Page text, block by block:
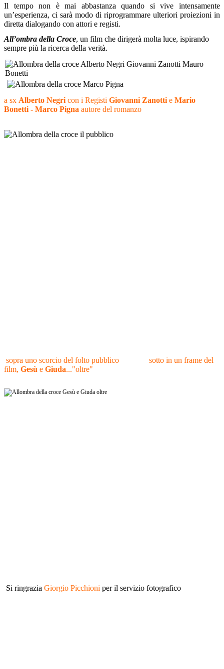
Il tempo non è mai abbastanza quando si vive intensamente
un’esperienza, ci sarà modo di riprogrammare ulteriori proiezioni in
diretta dialogando con attori e registi.
All’ombra della Croce, un film che dirigerà molta luce, ispirando
sempre più la ricerca della verità.
a sx Alberto Negri con i Registi Giovanni Zanotti e Mario
Bonetti - Marco Pigna autore del romanzo
sopra uno scorcio del folto pubblico sotto in un frame del
film, Gesù e Giuda..."oltre"
Si ringrazia Giorgio Picchioni per il servizio fotografico